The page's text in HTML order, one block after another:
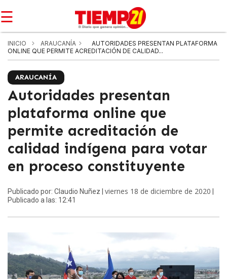
☰
INICIO ARAUCANÍA
AUTORIDADES PRESENTAN PLATAFORMA
ONLINE QUE PERMITE ACREDITACIÓN DE CALIDAD...
ARAUCANÍA
Autoridades presentan
plataforma online que
permite acreditación de
calidad indígena para votar
en proceso constituyente
Publicado por: Claudio Nuñez | viernes 18 de diciembre de 2020
Publicado a las: 12:41